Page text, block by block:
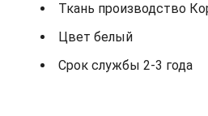
Ткань производство
Цвет белый
Срок службы 2-3 года